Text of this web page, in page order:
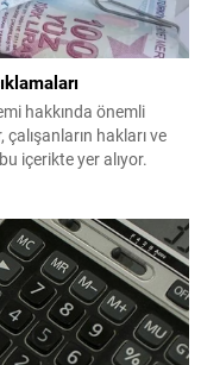
hakkında önemli
hakları ve
içerikte yer alıyor.